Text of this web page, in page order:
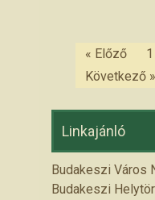
« Előző 1
Következő »
Linkajánló
Budakeszi Város
Budakeszi